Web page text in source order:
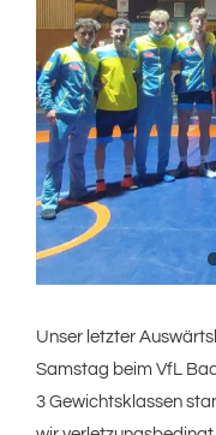
Unser letzter
Samstag beim VfL
3 Gewichtsklassen